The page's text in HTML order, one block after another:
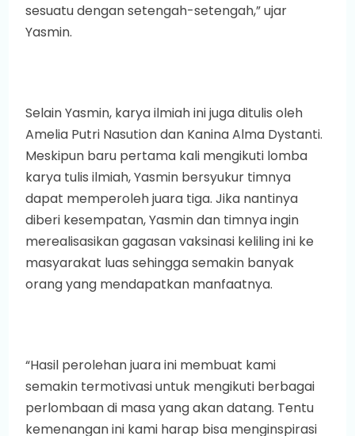
sesuatu dengan setengah-setengah,” ujar
Yasmin.
Selain Yasmin, karya ilmiah ini juga ditulis oleh
Amelia Putri Nasution dan Kanina Alma Dystanti.
Meskipun baru pertama kali mengikuti lomba
karya tulis ilmiah, Yasmin bersyukur timnya
dapat memperoleh juara tiga. Jika nantinya
diberi kesempatan, Yasmin dan timnya ingin
merealisasikan gagasan vaksinasi keliling ini ke
masyarakat luas sehingga semakin banyak
orang yang mendapatkan manfaatnya.
“Hasil perolehan juara ini membuat kami
semakin termotivasi untuk mengikuti berbagai
perlombaan di masa yang akan datang. Tentu
kemenangan ini kami harap bisa menginspirasi